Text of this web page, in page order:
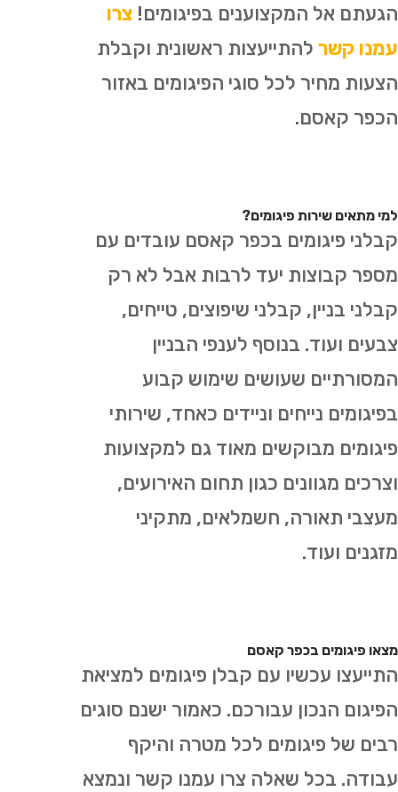
הגעתם אל המקצוענים בפיגומים! צרו
עמנו קשר להתייעצות ראשונית וקבלת
הצעות מחיר לכל סוגי הפיגומים באזור
הכפר קאסם.
למי מתאים שירות פיגומים?
קבלני פיגומים בכפר קאסם עובדים עם
מספר קבוצות יעד לרבות אבל לא רק
קבלני בניין, קבלני שיפוצים, טייחים,
צבעים ועוד. בנוסף לענפי הבניין
המסורתיים שעושים שימוש קבוע
בפיגומים נייחים וניידים כאחד, שירותי
פיגומים מבוקשים מאוד גם למקצועות
וצרכים מגוונים כגון תחום האירועים,
מעצבי תאורה, חשמלאים, מתקיני
מזגנים ועוד.
מצאו פיגומים בכפר קאסם
התייעצו עכשיו עם קבלן פיגומים למציאת
הפיגום הנכון עבורכם. כאמור ישנם סוגים
רבים של פיגומים לכל מטרה והיקף
עבודה. בכל שאלה צרו עמנו קשר ונמצא